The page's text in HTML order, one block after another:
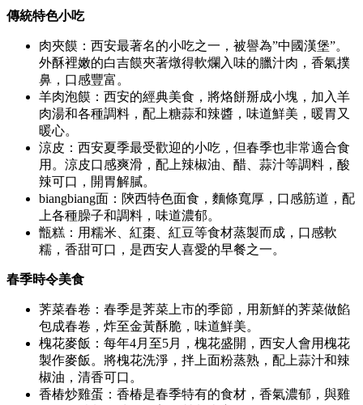
傳統特色小吃
肉夾饃：西安最著名的小吃之一，被譽為”中國漢堡”。
外酥裡嫩的白吉饃夾著燉得軟爛入味的臘汁肉，香氣撲
鼻，口感豐富。
羊肉泡饃：西安的經典美食，將烙餅掰成小塊，加入羊
肉湯和各種調料，配上糖蒜和辣醬，味道鮮美，暖胃又
暖心。
涼皮：西安夏季最受歡迎的小吃，但春季也非常適合食
用。涼皮口感爽滑，配上辣椒油、醋、蒜汁等調料，酸
辣可口，開胃解膩。
biangbiang面：陝西特色面食，麵條寬厚，口感筋道，配
上各種臊子和調料，味道濃郁。
甑糕：用糯米、紅棗、紅豆等食材蒸製而成，口感軟
糯，香甜可口，是西安人喜愛的早餐之一。
春季時令美食
荠菜春卷：春季是荠菜上市的季節，用新鮮的荠菜做餡
包成春卷，炸至金黃酥脆，味道鮮美。
槐花麥飯：每年4月至5月，槐花盛開，西安人會用槐花
製作麥飯。將槐花洗淨，拌上面粉蒸熟，配上蒜汁和辣
椒油，清香可口。
香椿炒雞蛋：香椿是春季特有的食材，香氣濃郁，與雞